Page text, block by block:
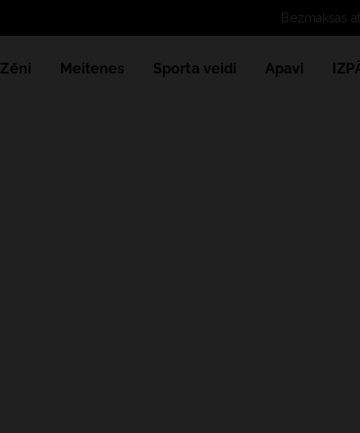
Bezmaksas
Zēni Meitenes Sporta veidi Apavi